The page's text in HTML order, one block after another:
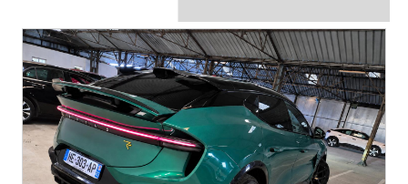
regulace tuhosti podvozku
regulace výšky podvozku
tažné zařízení
DVD přehrávač